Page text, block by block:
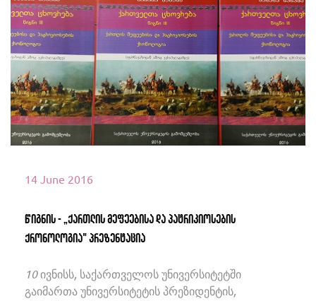
იხილეთ მეტი
14 June 2016
წიგნის - „ქართლის მეფეებისა და პატრიკიოსების
ქრონოლოგია" პრეზენტაცია
10 ივნისს, საქართველოს უნივერსიტეტში
გაიმართა უნივერსიტეტის პრეზიდენტის,